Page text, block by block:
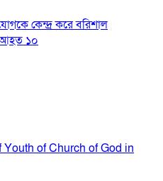
কেন্দ্র করে বরিশাল
আহত ১০
of Church of God in